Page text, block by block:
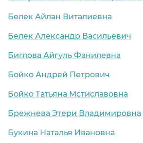
Белек Айлан Виталиевна
Белек Александр Васильевич
Биглова Айгуль Фанилевна
Бойко Андрей Петрович
Бойко Татьяна Мстиславовна
Брежнева Этери Владимировна
Букина Наталья Ивановна